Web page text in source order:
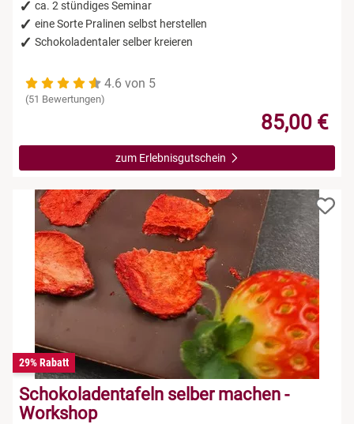
ca. 2 stündiges Seminar
eine Sorte Pralinen selbst herstellen
Schokoladentaler selber kreieren
4.6 von 5
(51 Bewertungen)
85,00 €
zum Erlebnisgutschein
29% Rabatt
Schokoladentafeln selber machen -
Workshop
Leipzig
Mühlhausen
Nürnberg
Siebeldingen bei Ludwigshafen am Rhein
Stuttgart
Würzburg
Zwickau